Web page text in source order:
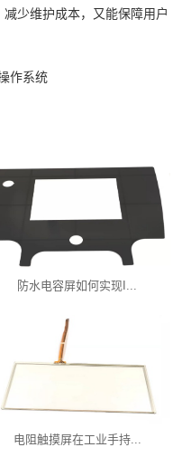
少维护成本，又能保障用户
作系统
防水电容屏如何实现I...
电阻触摸屏在工业手持...